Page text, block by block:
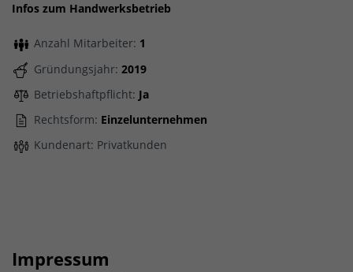
Infos zum Handwerksbetrieb
Anzahl Mitarbeiter: 1
Gründungsjahr: 2019
Betriebshaftpflicht: Ja
Rechtsform: Einzelunternehmen
Kundenart: Privatkunden
Impressum